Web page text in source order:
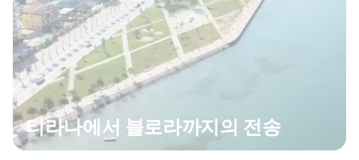
티라나에서 블로라까지의 전송